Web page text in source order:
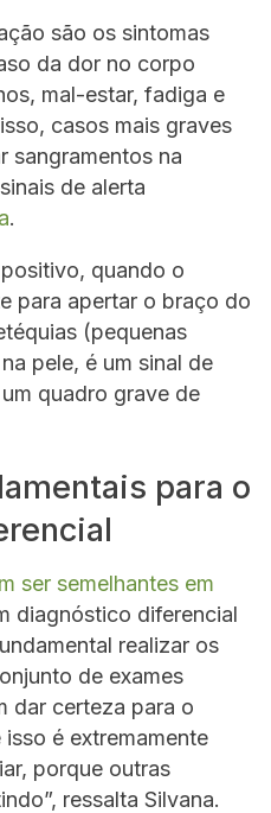
são os sintomas
da dor no corpo
mal-estar, fadiga e
casos mais graves
sangramentos na
de alerta
.
quando o
para apertar o braço do
(pequenas
pele, é um sinal de
quadro grave de
para o
ser semelhantes em
diagnóstico diferencial
realizar os
de exames
dar certeza para o
é extremamente
porque outras
ressalta Silvana.